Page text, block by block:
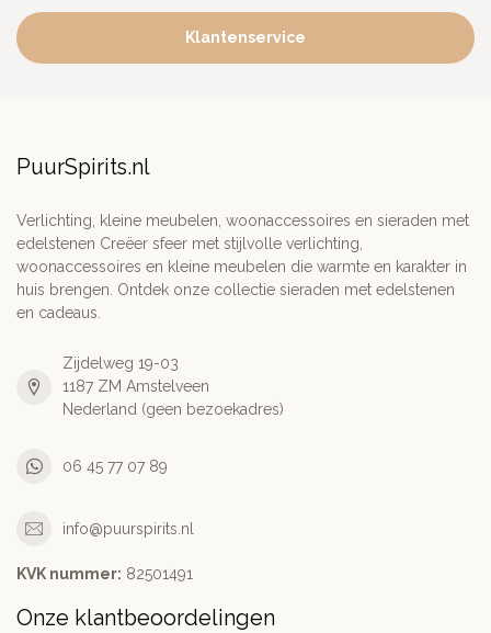
Klantenservice
PuurSpirits.nl
Verlichting, kleine meubelen, woonaccessoires en sieraden met
edelstenen Creëer sfeer met stijlvolle verlichting,
woonaccessoires en kleine meubelen die warmte en karakter in
huis brengen. Ontdek onze collectie sieraden met edelstenen
en cadeaus.
Zijdelweg 19-03
1187 ZM Amstelveen
Nederland (geen bezoekadres)
06 45 77 07 89
info@puurspirits.nl
KVK nummer: 82501491
Onze klantbeoordelingen